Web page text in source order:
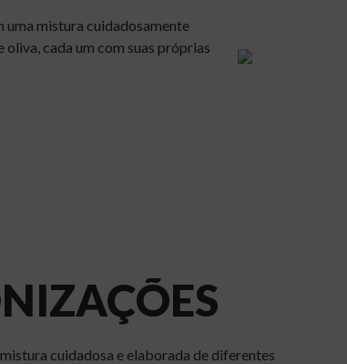
uma mistura cuidadosamente
oliva, cada um com suas próprias
cuidadosa e elaborada de diferentes